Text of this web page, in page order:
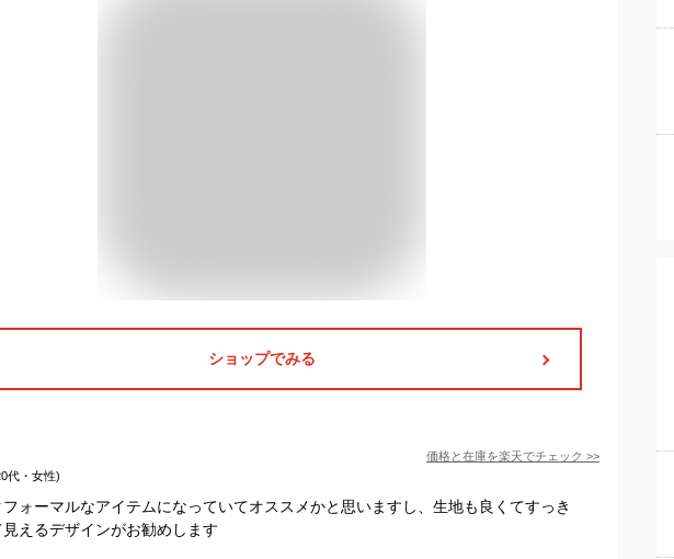
ショップでみる
価格と在庫を楽天でチェック >>
代・女性)
フォーマルなアイテムになっていてオススメかと思いますし、生地も良くてすっき
見えるデザインがお勧めします